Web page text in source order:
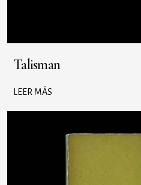
Talisman
LEER MÁS